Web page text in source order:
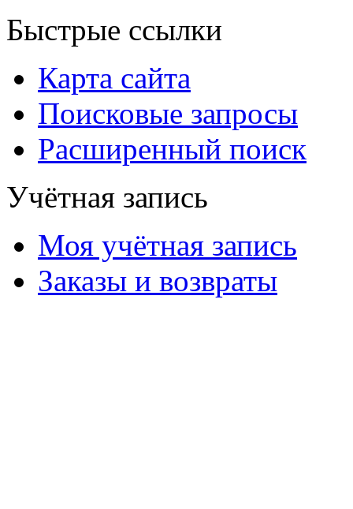
Быстрые ссылки
Карта сайта
Поисковые запросы
Расширенный поиск
Учётная запись
Моя учётная запись
Заказы и возвраты